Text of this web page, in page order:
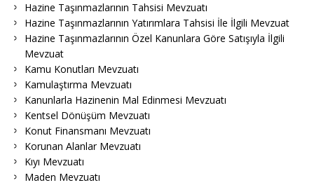
Hazine Taşınmazlarının Tahsisi Mevzuatı
Hazine Taşınmazlarının Yatırımlara Tahsisi İle İlgili Mevzuat
Hazine Taşınmazlarının Özel Kanunlara Göre Satışıyla İlgili
Mevzuat
Kamu Konutları Mevzuatı
Kamulaştırma Mevzuatı
Kanunlarla Hazinenin Mal Edinmesi Mevzuatı
Kentsel Dönüşüm Mevzuatı
Konut Finansmanı Mevzuatı
Korunan Alanlar Mevzuatı
Kıyı Mevzuatı
Maden Mevzuatı